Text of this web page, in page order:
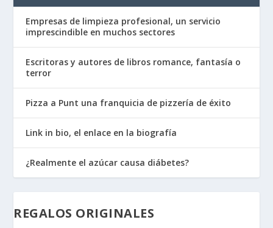
Empresas de limpieza profesional, un servicio
imprescindible en muchos sectores
Escritoras y autores de libros romance, fantasía o
terror
Pizza a Punt una franquicia de pizzería de éxito
Link in bio, el enlace en la biografía
¿Realmente el azúcar causa diábetes?
REGALOS ORIGINALES